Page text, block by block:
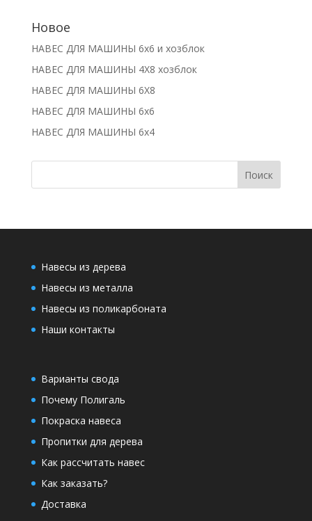
Новое
НАВЕС ДЛЯ МАШИНЫ 6х6 и хозблок
НАВЕС ДЛЯ МАШИНЫ 4Х8 хозблок
НАВЕС ДЛЯ МАШИНЫ 6Х8
НАВЕС ДЛЯ МАШИНЫ 6х6
НАВЕС ДЛЯ МАШИНЫ 6х4
Навесы из дерева
Навесы из металла
Навесы из поликарбоната
Наши контакты
Варианты свода
Почему Полигаль
Покраска навеса
Пропитки для дерева
Как рассчитать навес
Как заказать?
Доставка